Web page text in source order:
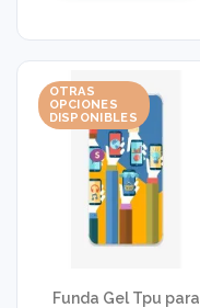
OTRAS
OPCIONES
DISPONIBLES
Funda Gel Tpu para